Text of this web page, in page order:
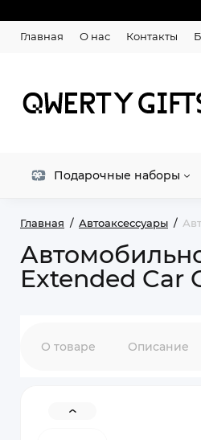
Главная О нас Контакты
Подарочные наборы
Главная Автоаксессуары
Extended Car
О товаре Описание